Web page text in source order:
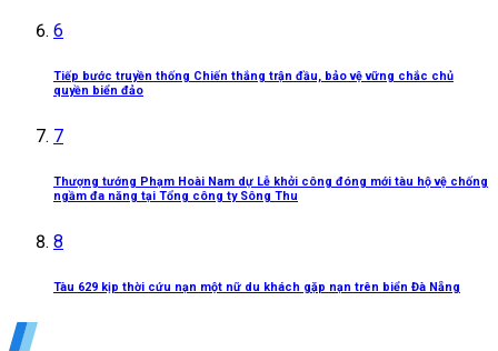
6
Tiếp bước truyền thống Chiến thắng trận đầu, bảo vệ vững chắc chủ
quyền biển đảo
7
Thượng tướng Phạm Hoài Nam dự Lễ khởi công đóng mới tàu hộ vệ chống
ngầm đa năng tại Tổng công ty Sông Thu
8
Tàu 629 kịp thời cứu nạn một nữ du khách gặp nạn trên biển Đà Nẵng